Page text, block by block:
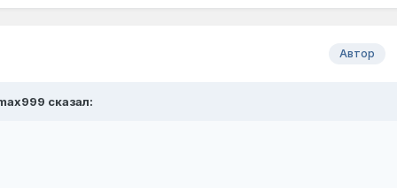
Автор
сказал: